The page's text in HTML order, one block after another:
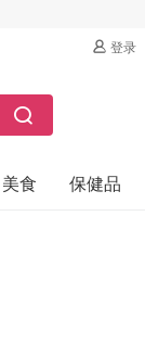
登录
美食 保健品